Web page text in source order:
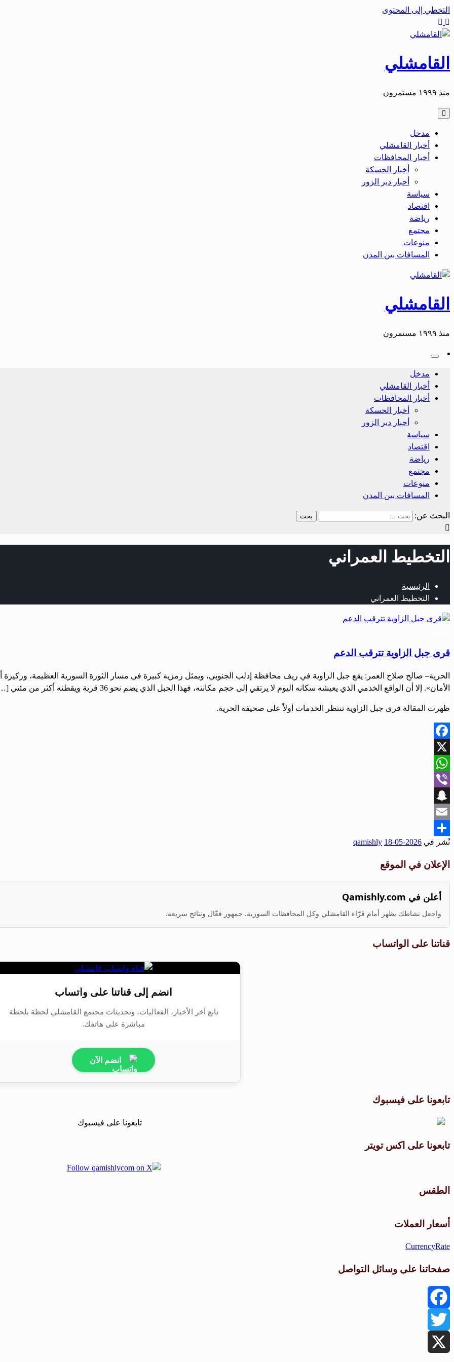
التخطي إلى المحتوى
القامشلي
منذ ١٩٩٩ مستمرون
مدخل
أخبار القامشلي
أخبار المحافظات
أخبار الحسكة
أحبار دير الزور
سياسة
اقتصاد
رياضة
مجتمع
منوعات
المسافات بين المدن
القامشلي
منذ ١٩٩٩ مستمرون
مدخل
أخبار القامشلي
أخبار المحافظات
أخبار الحسكة
أحبار دير الزور
سياسة
اقتصاد
رياضة
مجتمع
منوعات
المسافات بين المدن
البحث عن:
التخطيط العمراني
الرئيسية
التخطيط العمراني
قرى جبل الزاوية تترقب الدعم
الحرية– صالح صلاح العمر: يقع جبل الزاوية في ريف محافظة إدلب الجنوبي، ويمثل رمزية كبيرة في مسار الثورة السورية العظيمة،
الأمان». إلا أن الواقع الخدمي الذي يعيشه سكانه اليوم لا يرتقي إلى حجم مكانته، فهذا الجبل الذي يضم نحو 36 قرية ويقطنه أكثر من مئتي […]
ظهرت المقالة قرى جبل الزاوية تنتظر الخدمات أولاً على صحيفة الحرية.
Facebook
X
WhatsApp
Viber
Snapchat
Email
Share
نُشر في 2026-05-18
qamishly
الإعلان في الموقع
أعلن في Qamishly.com
واجعل نشاطك يظهر أمام قرّاء القامشلي وكل المحافظات السورية. جمهور فعّال ونتائج سريعة.
قناتنا على الواتساب
انضم إلى قناتنا على واتساب
تابع آخر الأخبار، الفعاليات، وتحديثات مجتمع القامشلي لحظة بلحظة
مباشرة على هاتفك.
انضم الآن
تابعونا على فيسبوك
تابعونا على اكس تويتر
الطقس
أسعار العملات
CurrencyRate
صفحاتنا على وسائل التواصل
Facebook
Twitter